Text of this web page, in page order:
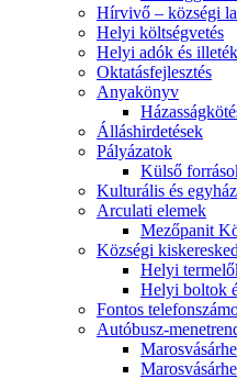
Hírvivő – községi
Helyi költségvetés
Helyi adók és
Oktatásfejlesztés
Anyakönyv
Álláshirdetések
Pályázatok
Külső
Kulturális és
Arculati elemek
Mezőpanit
Községi
Helyi
Helyi boltok
Fontos
Autóbusz-